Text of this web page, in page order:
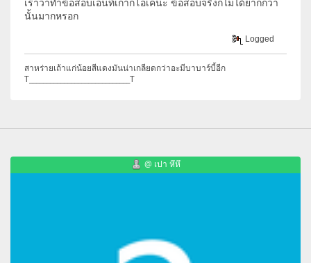
นั้นมากหรอก
Logged
สาหร่ายเถ้าแก่น้อยสีแดงมันน่าเกลียดกว่าอะมีบาบาร์บี้อีก
T_____________________________T
@ เปา หึหึ